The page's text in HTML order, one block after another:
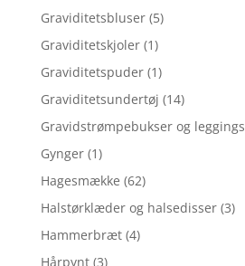
Graviditetsbluser (5)
Graviditetskjoler (1)
Graviditetspuder (1)
Graviditetsundertøj (14)
Gravidstrømpebukser og leggings
Gynger (1)
Hagesmække (62)
Halstørklæder og halsedisser (3)
Hammerbræt (4)
Hårpynt (3)